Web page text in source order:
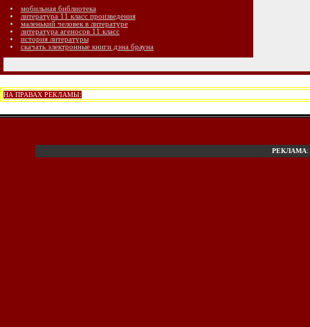
мобильная библиотека
литература 11 класс произведения
маленький человек в литературе
литература агеносов 11 класс
история литературы
скачать электронные книги дэна брауна
НА ПРАВАХ РЕКЛАМЫ:
РЕКЛАМА: